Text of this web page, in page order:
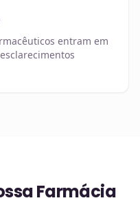
entram em
Farmácia